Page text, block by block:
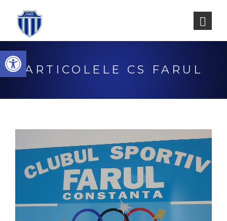
Deschide bara de unelte
ARTICOLELE CS FARUL